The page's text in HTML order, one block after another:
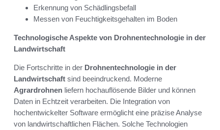
Erkennung von Schädlingsbefall
Messen von Feuchtigkeitsgehalten im Boden
Technologische Aspekte von Drohnentechnologie in der
Landwirtschaft
Die Fortschritte in der Drohnentechnologie in der
Landwirtschaft sind beeindruckend. Moderne
Agrardrohnen liefern hochauflösende Bilder und können
Daten in Echtzeit verarbeiten. Die Integration von
hochentwickelter Software ermöglicht eine präzise Analyse
von landwirtschaftlichen Flächen. Solche Technologien